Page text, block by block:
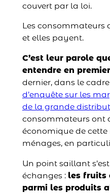
couvert par la loi.
Les consommateurs
et elles payent.
C’est leur parole
entendre en premier
dernier, dans le
d’enquête sur les
de la grande
consommateurs ont
économique de
ménages, en
Un point saillant
échanges : les fruits
parmi les produits